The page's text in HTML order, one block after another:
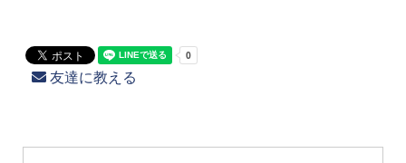
友達に教える